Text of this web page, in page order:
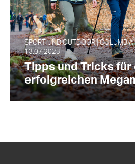
SPORT UND OUTDOOR | COLUMBIA
13.07.2023
Tipps und Tricks für
erfolgreichen